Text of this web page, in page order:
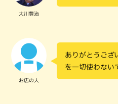
大川豊治
お店の人
ありがとうござ
を一切使わない